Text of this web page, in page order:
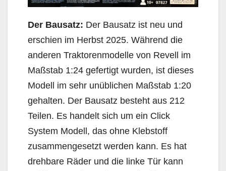
Der Bausatz: Der Bausatz ist neu und
erschien im Herbst 2025. Während die
anderen Traktorenmodelle von Revell im
Maßstab 1:24 gefertigt wurden, ist dieses
Modell im sehr unüblichen Maßstab 1:20
gehalten. Der Bausatz besteht aus 212
Teilen. Es handelt sich um ein Click
System Modell, das ohne Klebstoff
zusammengesetzt werden kann. Es hat
drehbare Räder und die linke Tür kann